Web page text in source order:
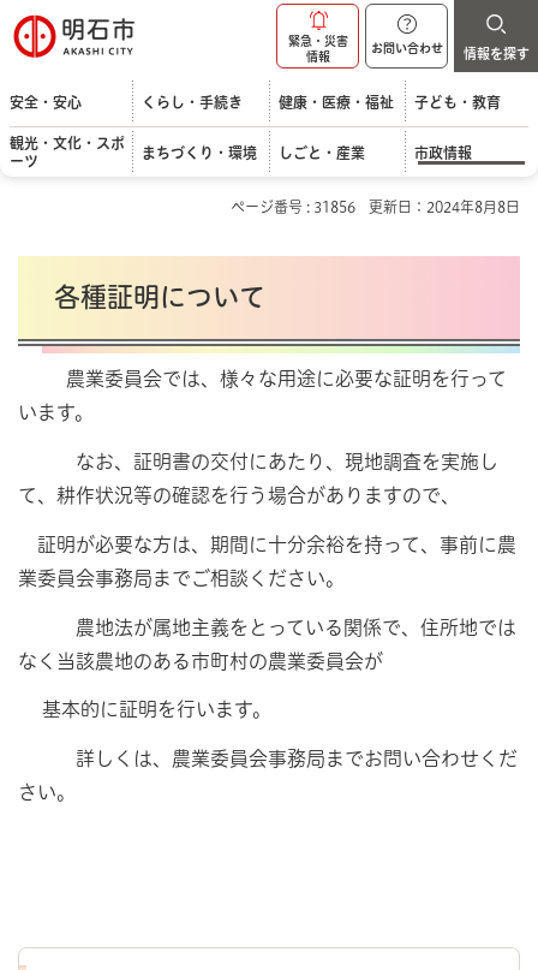
明石市
緊急・災害
情報
お問い合わせ 情報を探す
安全・安心 くらし・手続き 健康・医療・福祉 子ども・教育
観光・文化・スポ
ーツ
まちづくり・環境 しごと・産業 市政情報
ページ番号 : 31856 更新日：2024年8月8日
各種証明について
農業委員会では、様々な用途に必要な証明を行って
います。
なお、証明書の交付にあたり、現地調査を実施し
て、耕作状況等の確認を行う場合がありますので、
証明が必要な方は、期間に十分余裕を持って、事前に農
業委員会事務局までご相談ください。
農地法が属地主義をとっている関係で、住所地では
なく当該農地のある市町村の農業委員会が
基本的に証明を行います。
詳しくは、農業委員会事務局までお問い合わせくだ
さい。